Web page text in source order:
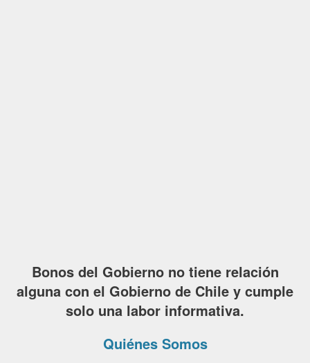
Bonos del Gobierno no tiene relación
alguna con el Gobierno de Chile y cumple
solo una labor informativa.
Quiénes Somos